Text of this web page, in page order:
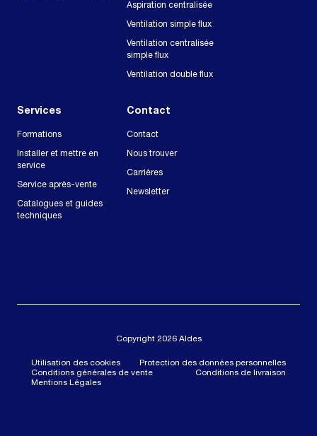
Aspiration centralisée
Ventilation simple flux
Ventilation centralisée
simple flux
Ventilation double flux
Services
Formations
Installer et mettre en
service
Service après-vente
Catalogues et guides
techniques
Contact
Contact
Nous trouver
Carrières
Newsletter
Copyright 2026 Aldes
Utilisation des cookies
Protection des données personnelles
Conditions générales de vente
Conditions de livraison
Mentions Légales